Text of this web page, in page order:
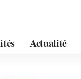
Actualité